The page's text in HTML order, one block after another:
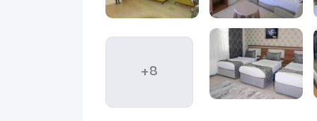
خرید، خیابان‌های اصلی و جاهای دیدنی داشته
وان اختصاص می‌دهند، گزینه‌ای مناسب به حساب
هتل باعث می‌شود مهمانان راحت‌تر به بازارها،
+8